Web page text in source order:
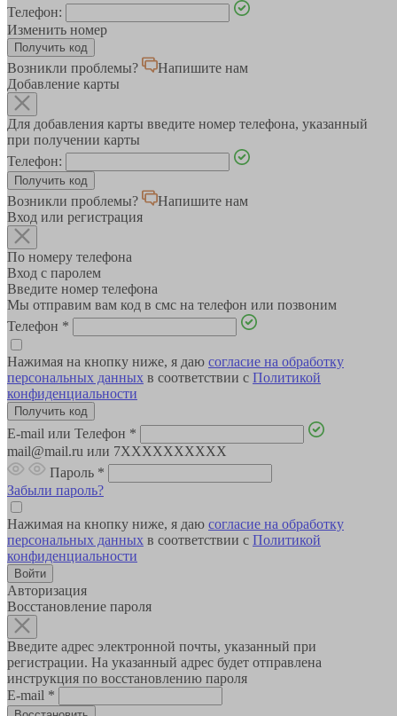
Телефон:
Изменить номер
Возникли проблемы?
Напишите нам
Добавление карты
Для добавления карты введите номер телефона, указанный
при получении карты
Телефон:
Возникли проблемы?
Напишите нам
Вход или регистрация
По номеру телефона
Вход с паролем
Введите номер телефона
Мы отправим вам код в смс на телефон или позвоним
Телефон *
Нажимая на кнопку ниже, я даю согласие на обработку
персональных данных в соответствии с Политикой
конфиденциальности
E-mail или Телефон *
mail@mail.ru или 7XXXXXXXXXX
Пароль *
Забыли пароль?
Нажимая на кнопку ниже, я даю согласие на обработку
персональных данных в соответствии с Политикой
конфиденциальности
Авторизация
Восстановление пароля
Введите адрес электронной почты, указанный при
регистрации. На указанный адрес будет отправлена
инструкция по восстановлению пароля
E-mail *